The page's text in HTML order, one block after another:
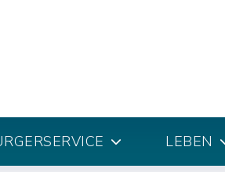
LEBEN